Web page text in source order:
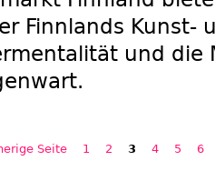
Finnlands Kunst-
und die
Seite 1 2 3 4 5 6